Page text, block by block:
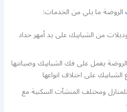
الروضة ما يلي من الخدمات:
من الشبابيك على يد أمهر حداد
يعمل على فك الشبابيك وصيانتها
الشبابيك على اختلاف انواعها
ومختلف المنشآت السكنية مع